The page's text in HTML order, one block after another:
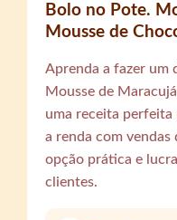
Bolo no Pote.
Mousse de
Aprenda a fazer um
Mousse de
uma receita perfeita
a renda com vendas
opção prática e
clientes.